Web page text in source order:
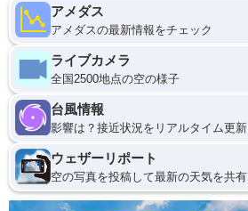
アメダス
アメダスの最新情報をチェック
ライブカメラ
全国2500地点の空の様子
台風情報
影響は？接近状況をリアルタイム更新
ウェザーリポート
空の写真を投稿して最新の天気を共有